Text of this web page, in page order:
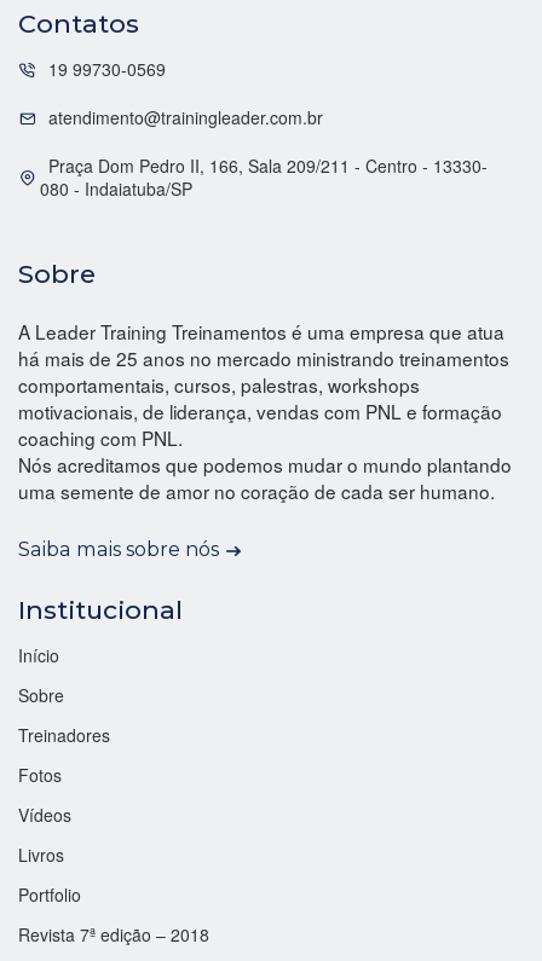
Contatos
19 99730-0569
atendimento@trainingleader.com.br
Praça Dom Pedro II, 166, Sala 209/211 - Centro - 13330-
080 - Indaiatuba/SP
Sobre
A Leader Training Treinamentos é uma empresa que atua
há mais de 25 anos no mercado ministrando treinamentos
comportamentais, cursos, palestras, workshops
motivacionais, de liderança, vendas com PNL e formação
coaching com PNL.
Nós acreditamos que podemos mudar o mundo plantando
uma semente de amor no coração de cada ser humano.
Saiba mais sobre nós
Institucional
Início
Sobre
Treinadores
Fotos
Vídeos
Livros
Portfolio
Revista 7ª edição – 2018